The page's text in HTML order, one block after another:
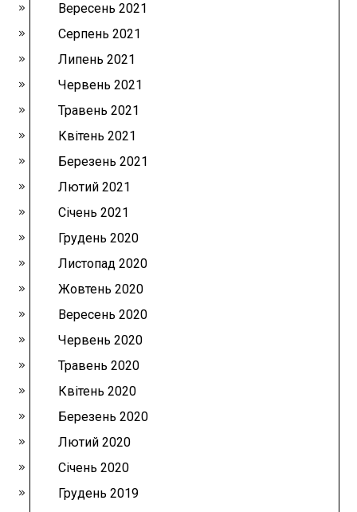
Вересень 2021
Серпень 2021
Липень 2021
Червень 2021
Травень 2021
Квітень 2021
Березень 2021
Лютий 2021
Січень 2021
Грудень 2020
Листопад 2020
Жовтень 2020
Вересень 2020
Червень 2020
Травень 2020
Квітень 2020
Березень 2020
Лютий 2020
Січень 2020
Грудень 2019